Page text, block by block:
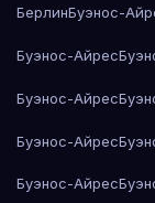
БерлинБуэнос-
Буэнос-Айрес
Буэнос-Айрес
Буэнос-Айрес
Буэнос-Айрес